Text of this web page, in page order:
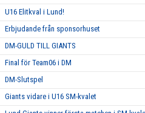
U16 Elitkval i Lund!
Erbjudande från sponsorhuset
DM-GULD TILL GIANTS
Final för Team06 i DM
DM-Slutspel
Giants vidare i U16 SM-kvalet